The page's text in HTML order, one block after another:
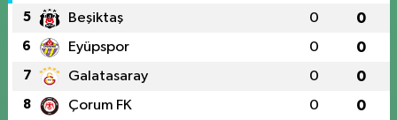
5 Beşiktaş 0 0
6 Eyüpspor 0 0
7 Galatasaray 0 0
8 Çorum FK 0 0